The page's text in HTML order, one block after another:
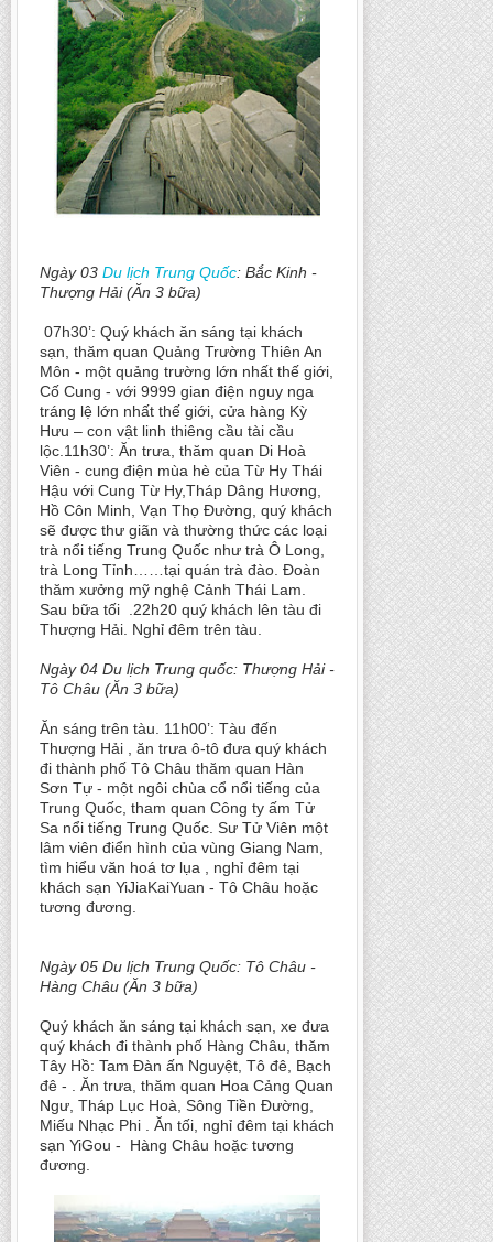
Ngày 03 Du lịch Trung Quốc: Bắc Kinh -
Thượng Hải (Ăn 3 bữa)
07h30’: Quý khách ăn sáng tại khách
sạn, thăm quan Quảng Trường Thiên An
Môn - một quảng trường lớn nhất thế giới,
Cố Cung - với 9999 gian điện nguy nga
tráng lệ lớn nhất thế giới, cửa hàng Kỳ
Hưu – con vật linh thiêng cầu tài cầu
lộc.11h30’: Ăn trưa, thăm quan Di Hoà
Viên - cung điện mùa hè của Từ Hy Thái
Hậu với Cung Từ Hy,Tháp Dâng Hương,
Hồ Côn Minh, Vạn Thọ Đường, quý khách
sẽ được thư giãn và thường thức các loại
trà nổi tiếng Trung Quốc như trà Ô Long,
trà Long Tỉnh……tại quán trà đào. Đoàn
thăm xưởng mỹ nghệ Cảnh Thái Lam.
Sau bữa tối .22h20 quý khách lên tàu đi
Thượng Hải. Nghỉ đêm trên tàu.
Ngày 04 Du lịch Trung quốc: Thượng Hải -
Tô Châu (Ăn 3 bữa)
Ăn sáng trên tàu. 11h00’: Tàu đến
Thượng Hải , ăn trưa ô-tô đưa quý khách
đi thành phố Tô Châu thăm quan Hàn
Sơn Tự - một ngôi chùa cổ nổi tiếng của
Trung Quốc, tham quan Công ty ấm Tử
Sa nổi tiếng Trung Quốc. Sư Tử Viên một
lâm viên điển hình của vùng Giang Nam,
tìm hiểu văn hoá tơ lụa , nghỉ đêm tại
khách sạn YiJiaKaiYuan - Tô Châu hoặc
tương đương.
Ngày 05 Du lịch Trung Quốc: Tô Châu -
Hàng Châu (Ăn 3 bữa)
Quý khách ăn sáng tại khách sạn, xe đưa
quý khách đi thành phố Hàng Châu, thăm
Tây Hồ: Tam Đàn ấn Nguyệt, Tô đê, Bạch
đê - . Ăn trưa, thăm quan Hoa Cảng Quan
Ngư, Tháp Lục Hoà, Sông Tiền Đường,
Miếu Nhạc Phi . Ăn tối, nghỉ đêm tại khách
sạn YiGou - Hàng Châu hoặc tương
đương.